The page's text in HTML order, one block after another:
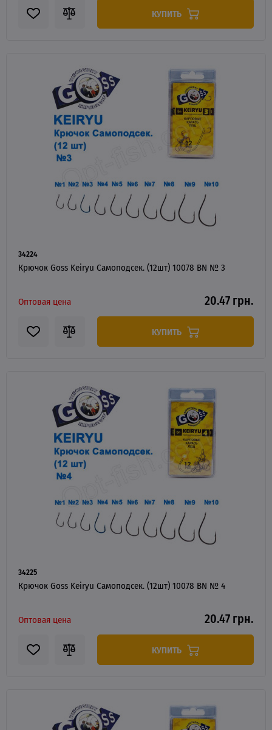
КУПИТЬ
34224
Крючок Goss Keiryu Самоподсек. (12шт) 10078 BN № 3
Оптовая цена 20.47 грн.
КУПИТЬ
34225
Крючок Goss Keiryu Самоподсек. (12шт) 10078 BN № 4
Оптовая цена 20.47 грн.
КУПИТЬ